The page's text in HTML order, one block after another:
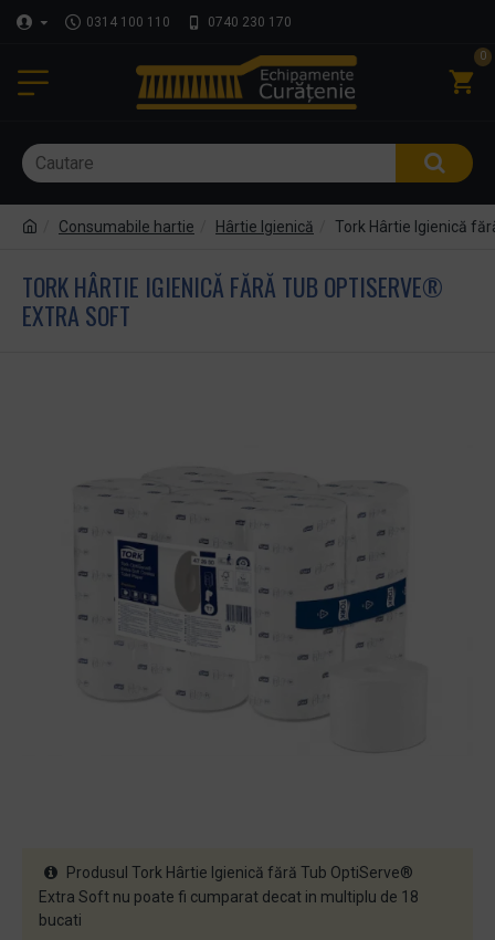
0314 100 110 0740 230 170
0
Consumabile hartie Hârtie Igienică Tork Hârtie Igienică
TORK HÂRTIE IGIENICĂ FĂRĂ TUB OPTISERVE®
EXTRA SOFT
Produsul Tork Hârtie Igienică fără Tub OptiServe®
Extra Soft nu poate fi cumparat decat in multiplu de 18
bucati